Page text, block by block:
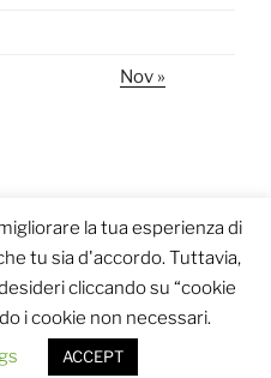
Nov »
la tua esperienza di
tu sia d'accordo. Tuttavia,
cliccando su “cookie
i cookie non necessari.
ACCEPT